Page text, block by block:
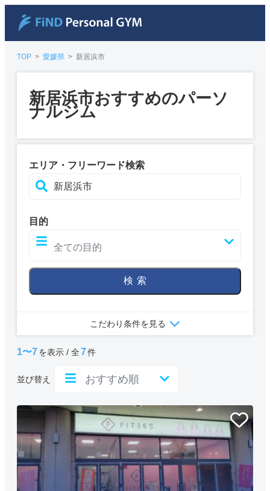
TOP > 愛媛県 > 新居浜市
新居浜市おすすめのパーソ
ナルジム
エリア・フリーワード検索
目的
検索
こだわり条件を見る
1〜7を表示 / 全7件
並び替え